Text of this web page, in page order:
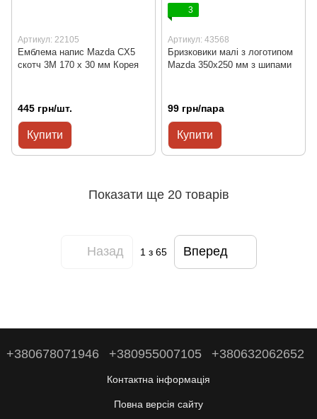
Артикул: 22105
Емблема напис Mazda CX5
скотч 3М 170 x 30 мм Корея
445 грн/шт.
Купити
3
Артикул: 43568
Бризковики малі з логотипом
Mazda 350x250 мм з шипами
99 грн/пара
Купити
Показати ще 20 товарів
Назад 1 з 65 Вперед
+380678071946 +380955007105 +380632062652
Контактна інформація
Повна версія сайту